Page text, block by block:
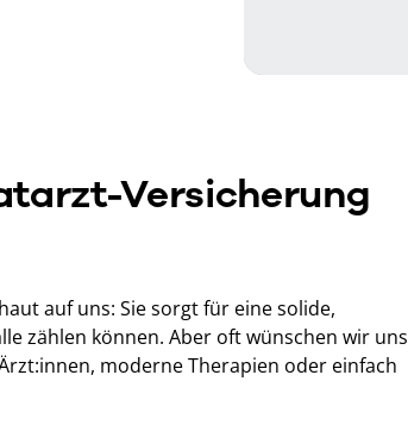
Versicherung
auf uns: Sie sorgt für eine solide,
zählen können. Aber oft wünschen wir uns
moderne Therapien oder einfach